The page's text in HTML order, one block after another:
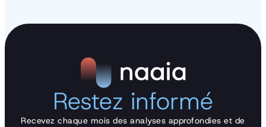
Restez informé
Recevez chaque mois des analyses approfondies et de